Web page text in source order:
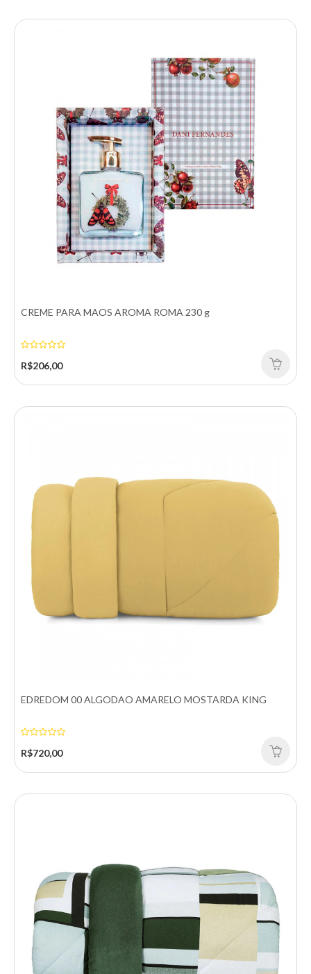
COLCHA S KING MEDALHAO C FRANJA 235 280 COR 1124
Colcha Super King Buddemeyer Medalhão com Franja –
Sofisticação e ConfortoTransforme seu quarto em u..
R$379,00
Comprar
Comparar
Adicionar a lista de desejos
COLCHA SOLT MOD 10014-60 IN DESIGN FRANJA 160X230
A Colcha Solteiro Buddemeyer IN Design Mod. 10014-60 é
R$270,00
Adicionar a lista de desejos
CREME PARA MAOS AROMA ROMA 230 g
R$206,00
EDREDOM 00 ALGODAO AMARELO MOSTARDA KING
R$720,00